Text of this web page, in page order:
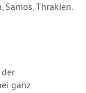
Samos, Thrakien.
ganz